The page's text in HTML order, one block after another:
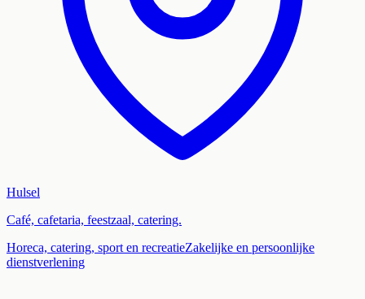
Hulsel
Café, cafetaria, feestzaal, catering.
Horeca, catering, sport en recreatieZakelijke en persoonlijke
dienstverlening